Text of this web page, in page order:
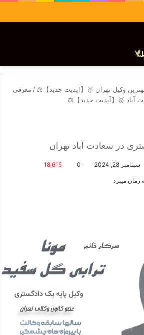
/ معرفی
در سعادت آباد تهران
سپتامبر 28, 2024 0
18,615